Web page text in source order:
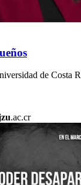
de Costa
.ac.cr